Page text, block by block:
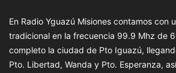
En Radio Yguazú Misiones contamos con
tradicional en la frecuencia 99.9 Mhz de
completo la ciudad de Pto Iguazú,
Pto. Libertad, Wanda y Pto. Esperanza,